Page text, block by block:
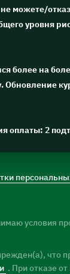
можете/
уровня
более на
Обновление
оплаты: 2
условия
что
. При отказе от